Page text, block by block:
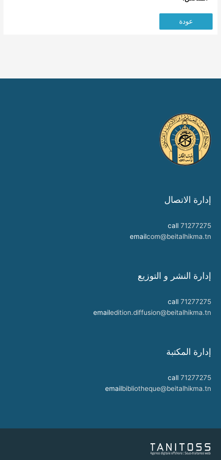
عودة
إدارة الاتصال
call 71277275
emailcom@beitalhikma.tn
إدارة النشر و التوزيع
call 71277275
emailedition.diffusion@beitalhikma.tn
إدارة المكتبة
call 71277275
emailbibliotheque@beitalhikma.tn